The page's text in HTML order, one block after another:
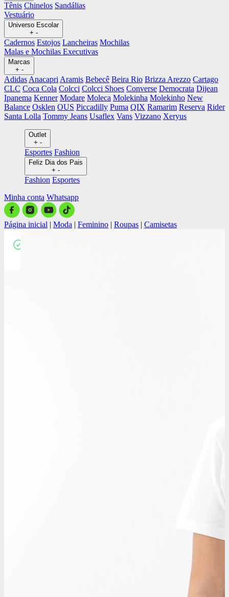
Tênis Chinelos Sandálias
Vestuário
Universo Escolar
+ -
Cadernos Estojos Lancheiras Mochilas
Malas e Mochilas Executivas
Marcas
+ -
Adidas Anacapri Aramis Bebecê Beira Rio Brizza Arezzo Cartago
CLC Coca Cola Colcci Colcci Shoes Converse Democrata Dijean
Ipanema Kenner Modare Moleca Molekinha Molekinho New
Balance Osklen OUS Piccadilly Puma QIX Ramarim Reserva Rider
Santa Lolla Tommy Jeans Usaflex Vans Vizzano Xeryus
Outlet
+ -
Esportes Fashion
Feliz Dia dos Pais
+ -
Fashion Esportes
Minha conta Whatsapp
Página inicial | Moda | Feminino | Roupas | Camisetas